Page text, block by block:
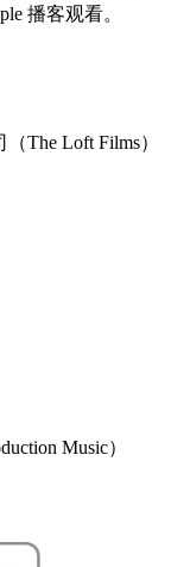
播客观看。
The Loft Films）
Music）